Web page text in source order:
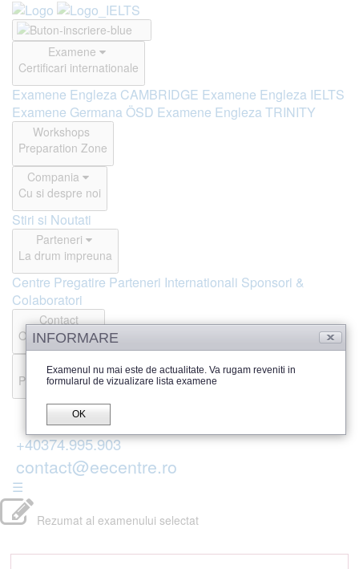
Examene
Certificari internationale
Examene Engleza CAMBRIDGE Examene Engleza IELTS
Examene Germana ÖSD Examene Engleza TRINITY
Workshops
Preparation Zone
Compania
Cu si despre noi
Stiri si Noutati
Parteneri
La drum impreuna
Centre Pregatire Parteneri Internationali Sponsori &
Colaboratori
Contact
Offline si Online
Recenzii
Parerea publicului
+40374.995.903
contact@eecentre.ro
☰
Rezumat al examenului selectat
INFORMARE
Examenul nu mai este de actualitate. Va rugam reveniti in
formularul de vizualizare lista examene
OK